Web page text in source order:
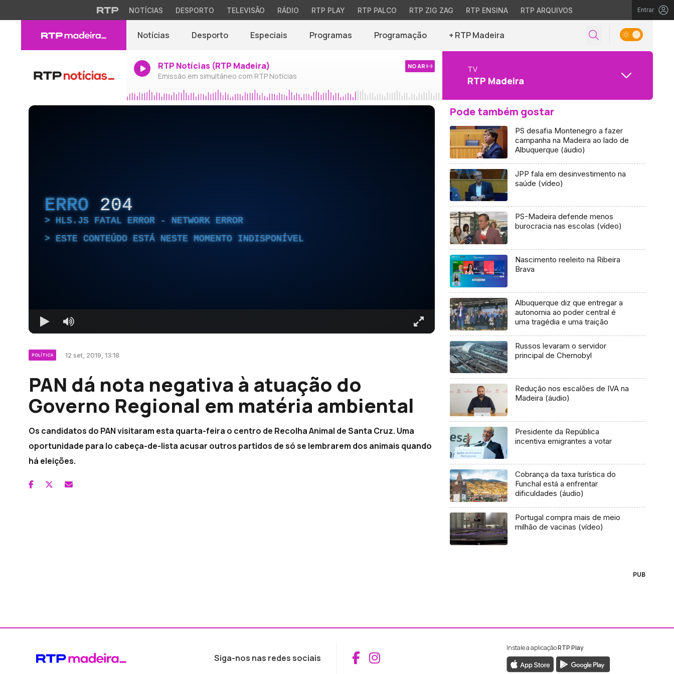
NOTÍCIAS DESPORTO TELEVISÃO RÁDIO RTP PLAY RTP PALCO RTP ZIG ZAG RTP ENSINA RTP ARQUIVOS Entrar
Notícias Desporto Especiais Programas Programação + RTP Madeira
RTP Notícias (RTP Madeira)
Emissão em simultâneo com RTP Notícias
NO AR TV
RTP Madeira
ERRO 204
HLS.JS FATAL ERROR - NETWORK ERROR
ESTE CONTEÚDO ESTÁ NESTE MOMENTO INDISPONÍVEL
POLÍTICA 12 set, 2019, 13:18
PAN dá nota negativa à atuação do
Governo Regional em matéria ambiental
Os candidatos do PAN visitaram esta quarta-feira o centro de Recolha Animal de Santa Cruz. Uma
oportunidade para lo cabeça-de-lista acusar outros partidos de só se lembrarem dos animais quando
há eleições.
Pode também gostar
PS desafia Montenegro a fazer
campanha na Madeira ao lado de
Albuquerque (áudio)
JPP fala em desinvestimento na
saúde (vídeo)
PS-Madeira defende menos
burocracia nas escolas (vídeo)
Nascimento reeleito na Ribeira
Brava
Albuquerque diz que entregar a
autonomia ao poder central é
uma tragédia e uma traição
Russos levaram o servidor
principal de Chernobyl
Redução nos escalões de IVA na
Madeira (áudio)
Presidente da República
incentiva emigrantes a votar
Cobrança da taxa turística do
Funchal está a enfrentar
dificuldades (áudio)
Portugal compra mais de meio
milhão de vacinas (vídeo)
PUB
Siga-nos nas redes sociais Aceder ao Facebook da RTP Madeira
Aceder ao Instagram da RTP Madeira
Instale a aplicaçãoRTP Play